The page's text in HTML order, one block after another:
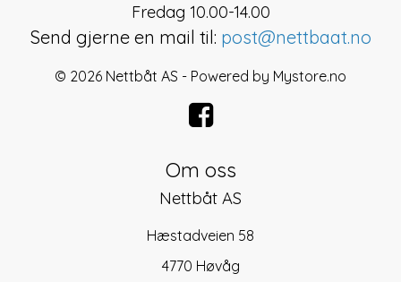
Fredag 10.00-14.00
Send gjerne en mail til: post@nettbaat.no
© 2026 Nettbåt AS - Powered by Mystore.no
Om oss
Nettbåt AS
Hæstadveien 58
4770 Høvåg